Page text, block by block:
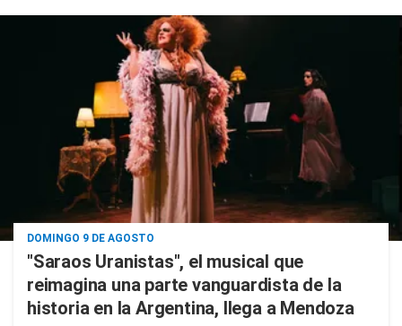
DOMINGO 9 DE AGOSTO
"Saraos Uranistas", el musical que
reimagina una parte vanguardista de la
historia en la Argentina, llega a Mendoza